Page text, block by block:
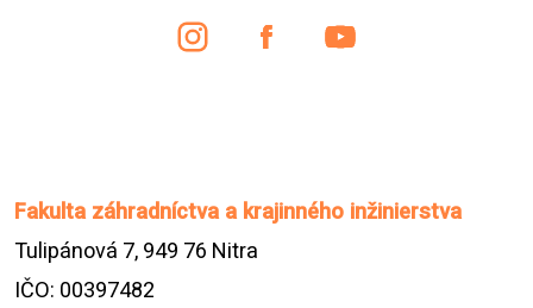
Fakulta záhradníctva a krajinného inžinierstva
Tulipánová 7, 949 76 Nitra
IČO: 00397482